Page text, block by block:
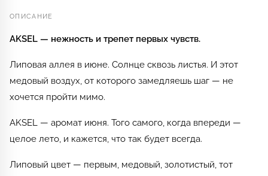
ОПИСАНИЕ
AKSEL — нежность и трепет первых чувств.
Липовая аллея в июне. Солнце сквозь листья. И этот
медовый воздух, от которого замедляешь шаг — не
хочется пройти мимо.
AKSEL — аромат июня. Того самого, когда впереди —
целое лето, и кажется, что так будет всегда.
Липовый цвет — первым, медовый, золотистый, тот